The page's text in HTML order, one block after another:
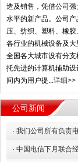
造及销售，凭借公司
水平的新产品。公司
压、纺织、塑料、橡
各行业的机械设备及
全国各大城市设有分
托先进的计算机辅助
间内为用户提...详细>>
公司新闻
· 我们公司所有负责
· 中国电信下月联合